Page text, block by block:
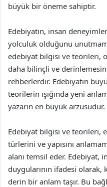
büyük bir öneme sahiptir.
Edebiyatın, insan
yolculuk olduğunu
edebiyat bilgisi ve teorileri,
daha bilinçli ve
rehberlerdir. Edebiyatın
teorilerin ışığında yeni
yazarın en büyük arzusudur.
Edebiyat bilgisi ve teorileri,
türlerini ve yapısını
alanı temsil eder. Edebiyat,
duygularının ifadesi
derin bir anlam taşır. Bu